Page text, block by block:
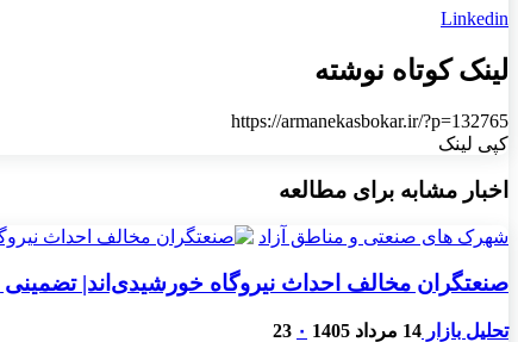
Linkedin
لینک کوتاه نوشته
https://armanekasbokar.ir/?p=132765
کپی لینک
اخبار مشابه برای مطالعه
شهرک های صنعتی و مناطق آزاد
صنعتگران مخالف احداث نیروگاه خورشیدی‌اند| تضمینی
تحلیل بازار 14 مرداد 1405 ۰ 23